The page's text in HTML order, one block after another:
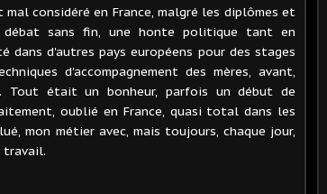
considéré en France, malgré les diplômes et
débat sans fin, une honte politique tant en
dans d'autres pays européens pour des stages
d'accompagnement des mères, avant,
Tout était un bonheur, parfois un début de
oublié en France, quasi total dans les
mon métier avec, mais toujours, chaque jour,
travail.